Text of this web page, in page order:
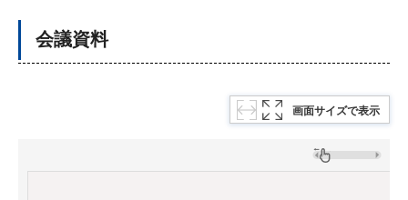
会議資料
画面サイズで表示